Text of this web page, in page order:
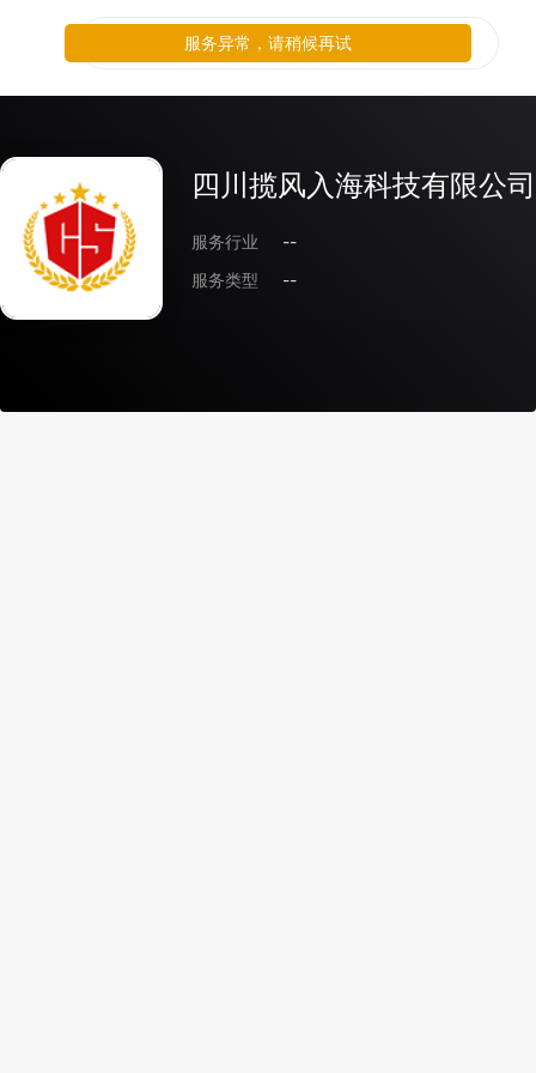
四川揽风入海科技有限公司
服务行业
--
服务类型
--
服务异常，请稍候再试